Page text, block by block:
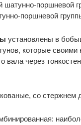
шатунно-поршневой
поршневой
установлены в
которые
вала через
со стержнем